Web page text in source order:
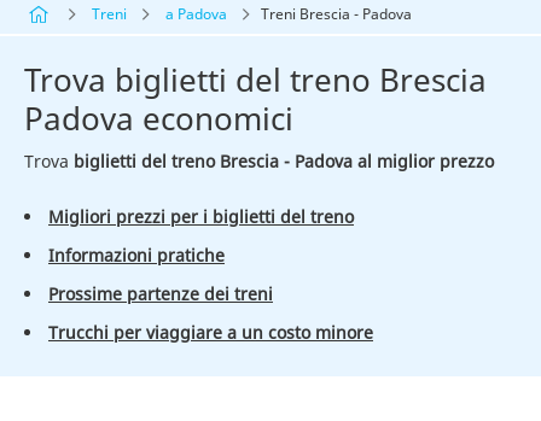
Treni a Padova Treni Brescia - Padova
Trova biglietti del treno Brescia
Padova economici
Trova biglietti del treno Brescia - Padova al miglior prezzo
Migliori prezzi per i biglietti del treno
Informazioni pratiche
Prossime partenze dei treni
Trucchi per viaggiare a un costo minore